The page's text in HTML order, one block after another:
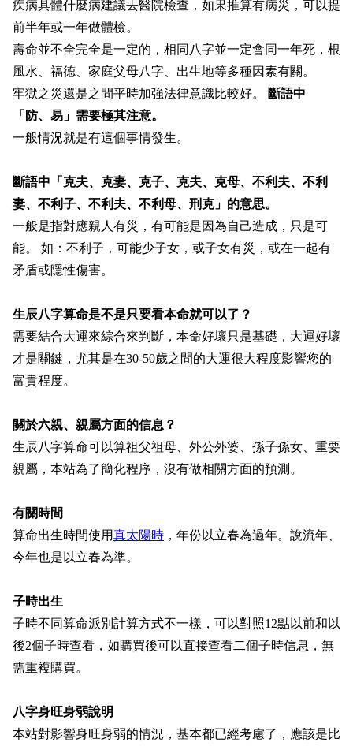
疾病具體什麼病建議去醫院檢查，如果推算有病災，可以提
前半年或一年做體檢。
壽命並不全完全是一定的，相同八字並一定會同一年死，根
風水、福德、家庭父母八字、出生地等多種因素有關。
牢獄之災還是之間平時加強法律意識比較好。
斷語中
「防、易」需要極其注意。
一般情況就是有這個事情發生。
斷語中「克夫、克妻、克子、克夫、克母、不利 夫、不利
妻、不利子、不利夫、不利母、刑克」的意思。
一般是指對應親人有災，有可能是因為自己造成，只是可
能。 如：不利子，可能少子女，或子女有災，或在一起有
矛盾或隱性傷害。
生辰八字算命是不是只要看本命就可以了？
需要結合大運來綜合來判斷，本命好壞只是基礎，大運好壞
才是關鍵，尤其是在30-50歲之間的大運很大程度影響您的
富貴程度。
關於六親、親屬方面的信息？
生辰八字算命可以算祖父祖母、外公外婆、孫子孫女、重要
親屬，本站為了簡化程序，沒有做相關方面的預測。
有關時間
算命出生時間使用真太陽時 ，年份以立春為過年。說流年、
今年也是以立春為準。
子時出生
子時不同算命派別計算方式不一樣，可以對照12點以前和以
後2個子時查看，如購買後可以直接查看二個子時信息，無
需重複購買。
八字身旺身弱說明
本站對影響身旺身弱的情況，基本都已經考慮了，應該是比